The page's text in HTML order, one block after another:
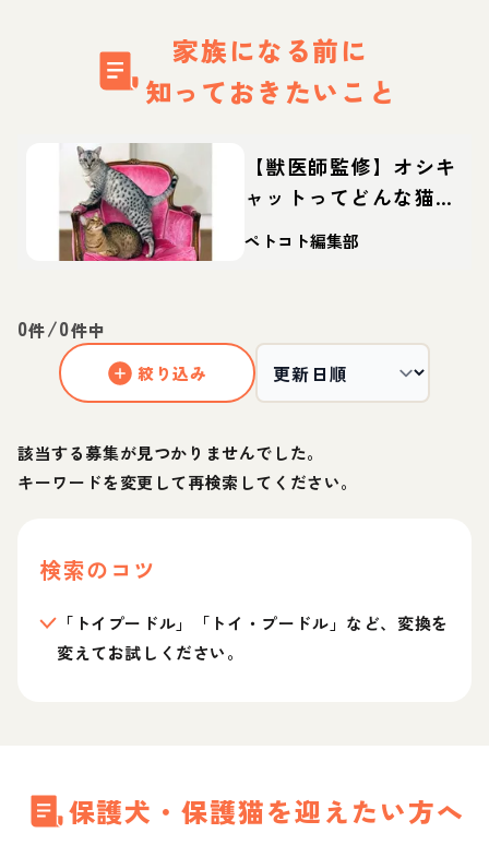
家族になる前に
知っておきたいこと
【獣医師監修】オシキ
ャットってどんな猫？
性格・体重・寿命の特
徴・迎え方
ペトコト編集部
0件/0件中
絞り込み
該当する募集が見つかりませんでした。
キーワードを変更して再検索してください。
検索のコツ
「トイプードル」「トイ・プードル」など、変換を
変えてお試しください。
保護犬・保護猫を迎えたい方へ